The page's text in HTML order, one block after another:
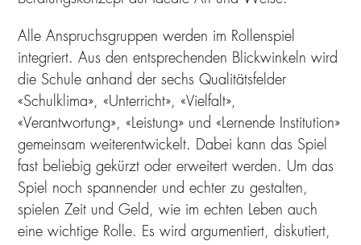
Alle Anspruchsgruppen werden im Rollenspiel
integriert. Aus den entsprechenden Blickwinkeln wird
die Schule anhand der sechs Qualitätsfelder
«Schulklima», «Unterricht», «Vielfalt»,
«Verantwortung», «Leistung» und «Lernende Institution»
gemeinsam weiterentwickelt. Dabei kann das Spiel
fast beliebig gekürzt oder erweitert werden. Um das
Spiel noch spannender und echter zu gestalten,
spielen Zeit und Geld, wie im echten Leben auch
eine wichtige Rolle. Es wird argumentiert, diskutiert,